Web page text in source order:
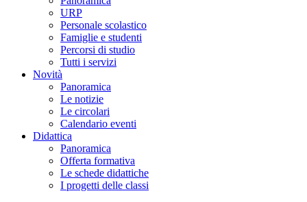
URP
Personale scolastico
Famiglie e studenti
Percorsi di studio
Tutti i servizi
Novità
Panoramica
Le notizie
Le circolari
Calendario eventi
Didattica
Panoramica
Offerta formativa
Le schede didattiche
I progetti delle classi